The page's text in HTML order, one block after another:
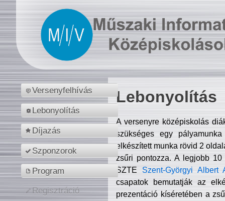
Versenyfelhívás
Lebonyolítás
Díjazás
Szponzorok
Program
Regisztráció
Lebonyolítás
A versenyre középiskolás
szükséges egy
elkészített munka rövid 2
zsűri pontozza. A legjobb
SZTE Szent-Györgyi Albert
csapatok bemutatják az
prezentáció kíséretében a